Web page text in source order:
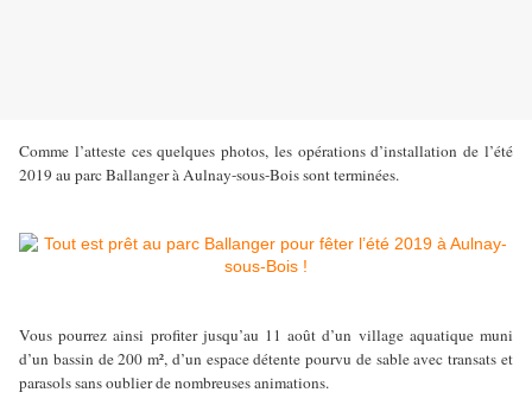
Comme l’atteste ces quelques photos, les opérations d’installation de l’été
2019 au parc Ballanger à Aulnay-sous-Bois sont terminées.
Vous pourrez ainsi profiter jusqu’au 11 août d’un village aquatique muni
d’un bassin de 200 m², d’un espace détente pourvu de sable avec transats et
parasols sans oublier de nombreuses animations.